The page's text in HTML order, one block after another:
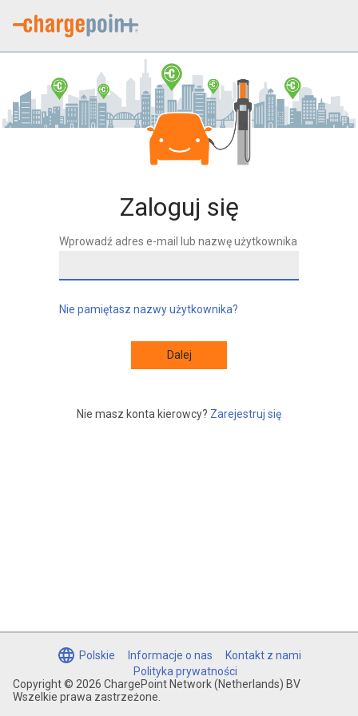
Zaloguj się
Wprowadź adres e-mail lub nazwę użytkownika
Nie pamiętasz nazwy użytkownika?
Dalej
Nie masz konta kierowcy? Zarejestruj się
Copyright © 2026 ChargePoint Network (Netherlands) BV
Wszelkie prawa zastrzeżone.
Polskie Informacje o nas
Kontakt z nami
Polityka prywatności